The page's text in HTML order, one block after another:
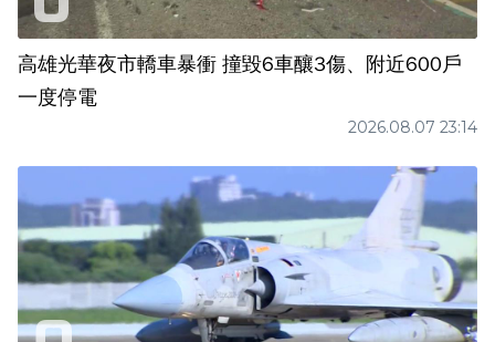
高雄光華夜市轎車暴衝 撞毀6車釀3傷、附近600戶
一度停電
2026.08.07 23:14